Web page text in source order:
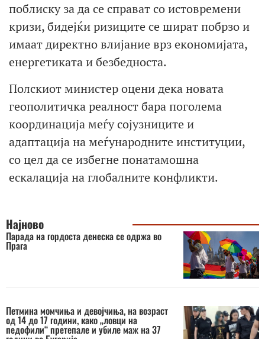
поблиску за да се справат со истовремени
кризи, бидејќи ризиците се шират побрзо и
имаат директно влијание врз економијата,
енергетиката и безбедноста.
Полскиот министер оцени дека новата
геополитичка реалност бара поголема
координација меѓу сојузниците и
адаптација на меѓународните институции,
со цел да се избегне понатамошна
ескалација на глобалните конфликти.
Најново
Парада на гордоста денеска се одржа во
Прага
Петмина момчиња и девојчиња, на возраст
од 14 до 17 години, како „ловци на
педофили“ претепале и убиле маж на 37